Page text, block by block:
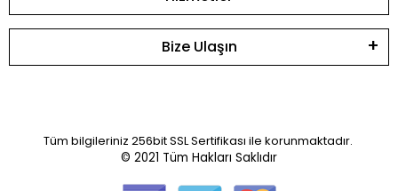
Bize Ulaşın
Tüm bilgileriniz 256bit SSL Sertifikası ile korunmaktadır.
© 2021 Tüm Hakları Saklıdır